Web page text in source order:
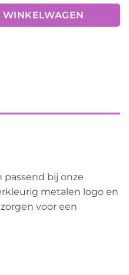
bij onze
metalen logo en
voor een